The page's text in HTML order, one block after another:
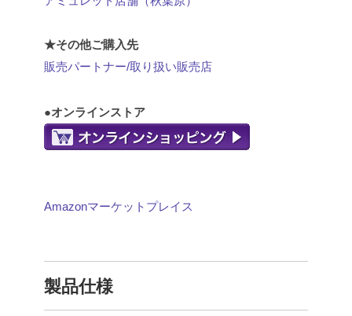
★その他ご購入先
販売パートナー/取り扱い販売店
●オンラインストア
Amazonマーケットプレイス
製品仕様